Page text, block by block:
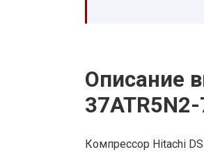
Описание
Компрессор Hitachi